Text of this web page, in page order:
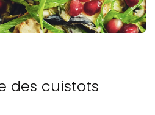
des cuistots